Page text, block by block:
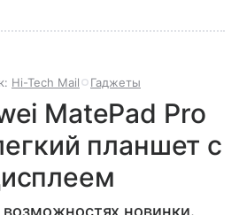
Hi-Tech Mail Гаджеты
MatePad Pro
планшет с